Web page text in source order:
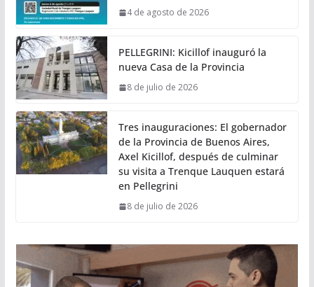
4 de agosto de 2026
PELLEGRINI: Kicillof inauguró la
nueva Casa de la Provincia
8 de julio de 2026
Tres inauguraciones: El gobernador
de la Provincia de Buenos Aires,
Axel Kicillof, después de culminar
su visita a Trenque Lauquen estará
en Pellegrini
8 de julio de 2026